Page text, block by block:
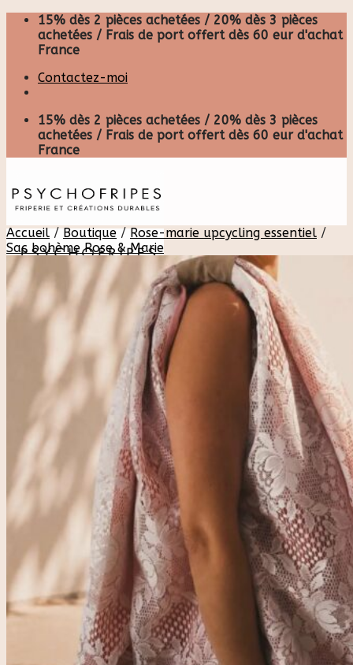
Skip
content
15% dès 2 pièces achetées / 20% dès 3 pièces
achetées / Frais de port offert dès 60 eur d'achat
France
Contactez-moi
15% dès 2 pièces achetées / 20% dès 3 pièces
achetées / Frais de port offert dès 60 eur d'achat
France
Recherche
Accueil
Rose & Marie
Boutique friperie
LIVE
Recherche
Se connecter
0,00€
0
Votre panier est vide.
Panier
Votre panier est vide.
Accueil / Boutique / Rose-marie upcycling essentiel /
Sac bohème Rose & Marie